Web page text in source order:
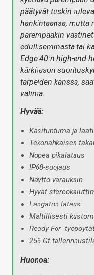
päätyvät tuskin
hankintaansa, mutta
parempaakin
edullisemmasta tai
Edge 40:n high-end
kärkitason
tarpeiden kanssa,
valinta.
Hyvää:
Käsituntuma ja
Tekonahkaisen
Nopea pikalataus
IP68-suojaus
Näyttö varauksin
Hyvät
Langaton lataus
Maltillisesti
Ready For -
256 Gt
Huonoa: